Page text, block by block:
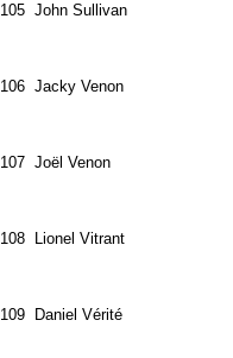
105 John Sullivan
106 Jacky Venon
107 Joël Venon
108 Lionel Vitrant
109 Daniel Vérité